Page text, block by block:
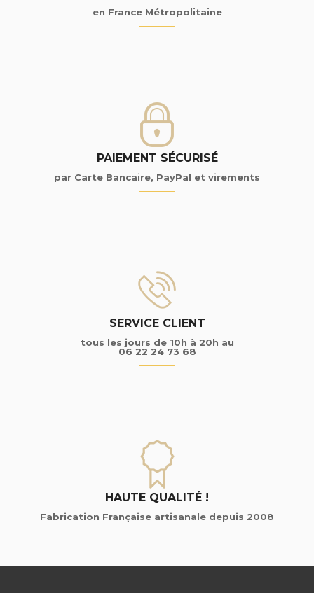
en France Métropolitaine
PAIEMENT SÉCURISÉ
par Carte Bancaire, PayPal et virements
SERVICE CLIENT
tous les jours de 10h à 20h au
06 22 24 73 68
HAUTE QUALITÉ !
Fabrication Française artisanale depuis 2008